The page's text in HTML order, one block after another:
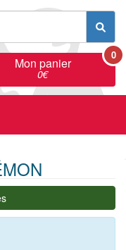
Mon panier
0€
0